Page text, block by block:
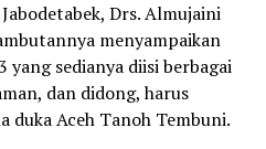
Drs. Almujaini
menyampaikan
yang sedianya diisi berbagai
dan didong, harus
duka Aceh Tanoh Tembuni.